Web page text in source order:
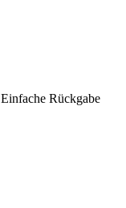
Einfache Rückgabe